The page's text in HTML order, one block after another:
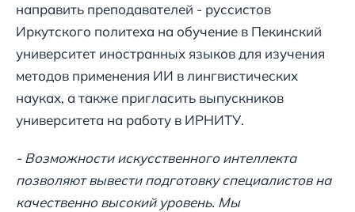
направить преподавателей - руссистов
Иркутского политеха на обучение в Пекинский
университет иностранных языков для изучения
методов применения ИИ в лингвистических
науках, а также пригласить выпускников
университета на работу в ИРНИТУ.
- Возможности искусственного интеллекта
позволяют вывести подготовку специалистов на
качественно высокий уровень. Мы